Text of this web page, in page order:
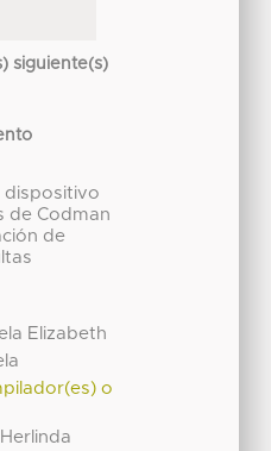
siguiente(s)
dispositivo
de Codman
de
Elizabeth
o